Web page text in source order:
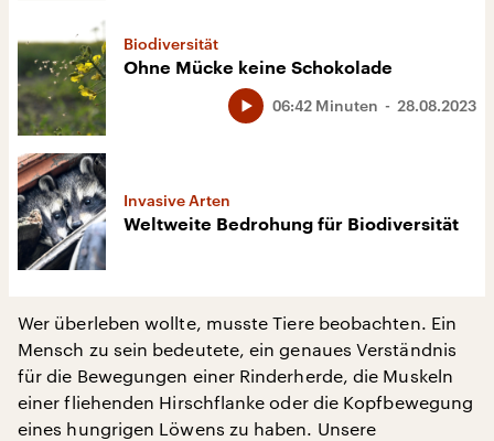
Biodiversität
Ohne Mücke keine Schokolade
28.08.2023
06:42 Minuten
Invasive Arten
Weltweite Bedrohung für Biodiversität
Wer überleben wollte, musste Tiere beobachten. Ein
Mensch zu sein bedeutete, ein genaues Verständnis
für die Bewegungen einer Rinderherde, die Muskeln
einer fliehenden Hirschflanke oder die Kopfbewegung
eines hungrigen Löwens zu haben. Unsere